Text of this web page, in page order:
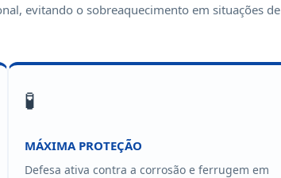
evitando o sobreaquecimento em situações de
🧪
MÁXIMA PROTEÇÃO
Defesa ativa contra a corrosão e ferrugem em